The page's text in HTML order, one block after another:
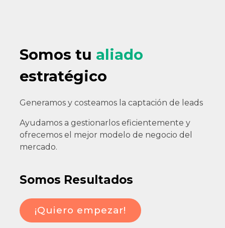
Somos tu aliado
estratégico
Generamos y costeamos la captación de leads
Ayudamos a gestionarlos eficientemente y
ofrecemos el mejor modelo de negocio del
mercado.
Somos Resultados
¡Quiero empezar!